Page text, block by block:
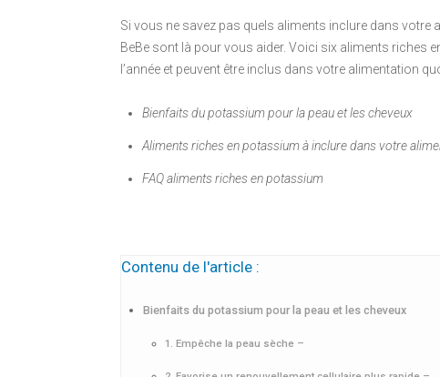
Si vous ne savez pas quels aliments inclure dans
BeBe sont là pour vous aider. Voici six aliments
l’année et peuvent être inclus dans votre alimentation
Bienfaits du potassium pour la peau et les cheveux
Aliments riches en potassium à inclure dans votre
FAQ aliments riches en potassium
Contenu de l'article :
Bienfaits du potassium pour la peau et les cheveux
1. Empêche la peau sèche –